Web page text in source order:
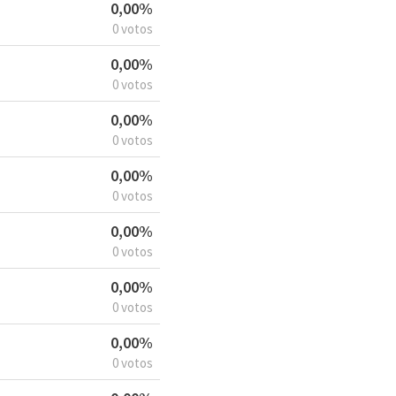
0,00%
0 votos
0,00%
0 votos
0,00%
0 votos
0,00%
0 votos
0,00%
0 votos
0,00%
0 votos
0,00%
0 votos